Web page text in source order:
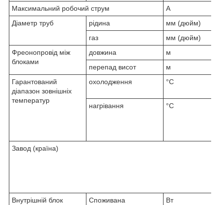
Максимальний робочий струм
А
Діаметр труб
рідина
мм (дюйм)
газ
мм (дюйм)
Фреонопровід між
блоками
довжина
м
перепад висот
м
Гарантований
діапазон зовнішніх
температур
охолодження °С
нагрівання °С
Завод (країна)
Внутрішній блок
Споживана
Вт